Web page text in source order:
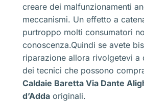
creare dei malfunzionamenti
meccanismi. Un effetto a
purtroppo molti consumatori
conoscenza.Quindi se avete
riparazione allora rivolgetevi a
dei tecnici che possono
Caldaie Baretta Via Dante
d’Adda originali.